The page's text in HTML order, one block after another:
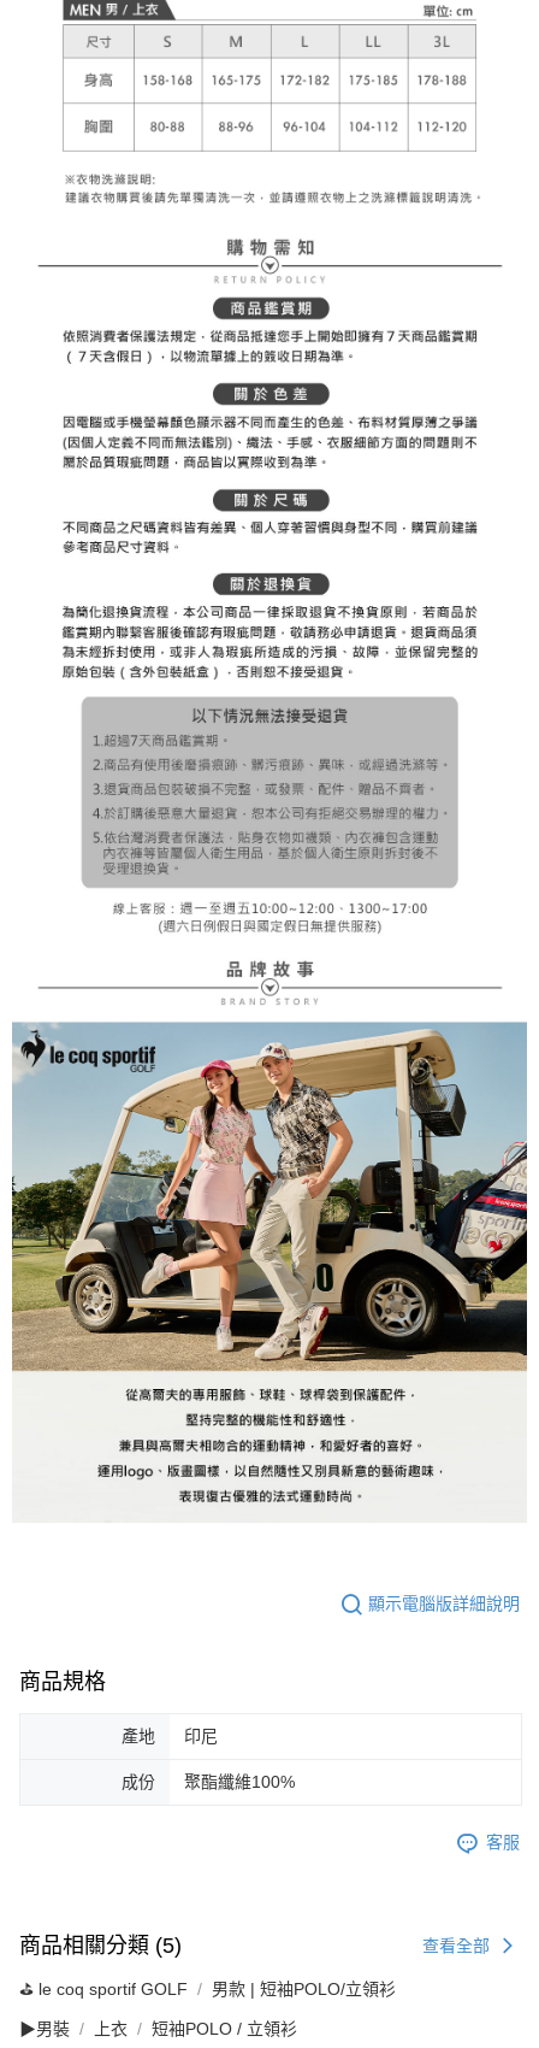
顯示電腦版詳細說明
商品規格
產地 印尼
成份 聚酯纖維100%
客服
商品相關分類 (5) 查看全部
⛳️ le coq sportif GOLF 男款 | 短袖POLO/立領衫
▶男裝 上衣 短袖POLO / 立領衫